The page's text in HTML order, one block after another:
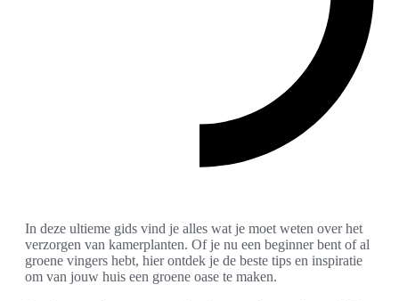
In deze ultieme gids vind je alles wat je moet weten over het
verzorgen van kamerplanten. Of je nu een beginner bent of al
groene vingers hebt, hier ontdek je de beste tips en inspiratie
om van jouw huis een groene oase te maken.